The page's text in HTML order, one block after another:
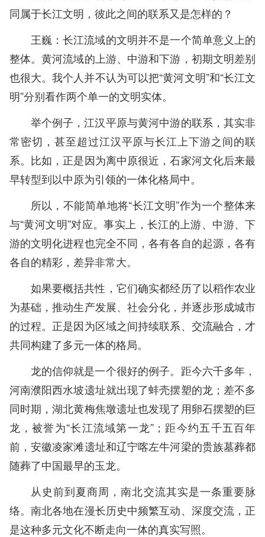
同属于长江文明，彼此之间的联系又是怎样的？
王巍：长江流域的文明并不是一个简单意义上的
整体。黄河流域的上游、中游和下游，初期文明差别
也很大。我个人并不认为可以把“黄河文明”和“长江文
明”分别看作两个单一的文明实体。
举个例子，江汉平原与黄河中游的联系，其实非
常密切，甚至超过江汉平原与长江上下游之间的联
系。比如，正是因为离中原很近，石家河文化后来最
早转型到以中原为引领的一体化格局中。
所以，不能简单地将“长江文明”作为一个整体来
与“黄河文明”对应。事实上，长江的上游、中游、下
游的文明化进程也完全不同，各有各自的起源，各有
各自的精彩，差异非常大。
如果要概括共性，它们确实都经历了以稻作农业
为基础，推动生产发展、社会分化，并逐步形成城市
的过程。正是因为区域之间持续联系、交流融合，才
共同构建了多元一体的格局。
龙的信仰就是一个很好的例子。距今六千多年，
河南濮阳西水坡遗址就出现了蚌壳摆塑的龙；差不多
同时期，湖北黄梅焦墩遗址也发现了用卵石摆塑的巨
龙，被誉为“长江流域第一龙”；距今约五千五百年
前，安徽凌家滩遗址和辽宁喀左牛河梁的贵族墓葬都
随葬了中国最早的玉龙。
从史前到夏商周，南北交流其实是一条重要脉
络。南北各地在漫长历史中频繁互动、深度交流，正
是这种多元文化不断走向一体的真实写照。